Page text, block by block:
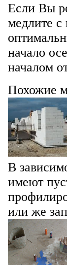
Если Вы
медлите
начало
началом
Похожие
В
имеют
или же